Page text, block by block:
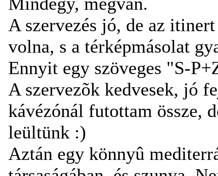
A szervezés jó, de az
volna, s a térképmásolat
Ennyit egy szöveges "S-
A szervezõk kedvesek, jó
kávézónál futottam össze,
leültünk :)
Aztán egy könnyû